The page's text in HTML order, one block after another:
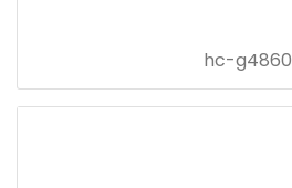
hc-g4860